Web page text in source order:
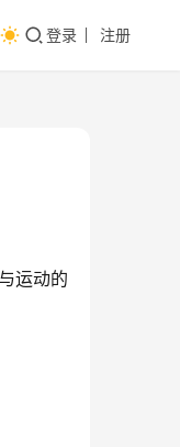
登录 注册
运动的